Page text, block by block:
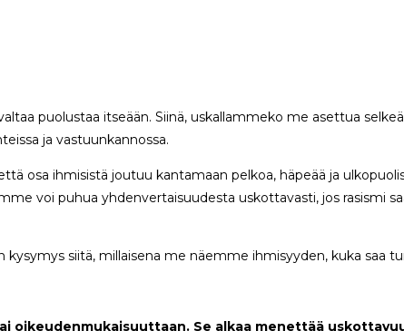
puolustaa itseään. Siinä, uskallammeko me asettua
ja vastuunkannossa.
osa ihmisistä joutuu kantamaan pelkoa, häpeää ja
voi puhua yhdenvertaisuudesta uskottavasti, jos rasismi
siitä, millaisena me näemme ihmisyyden, kuka saa
oikeudenmukaisuuttaan. Se alkaa menettää